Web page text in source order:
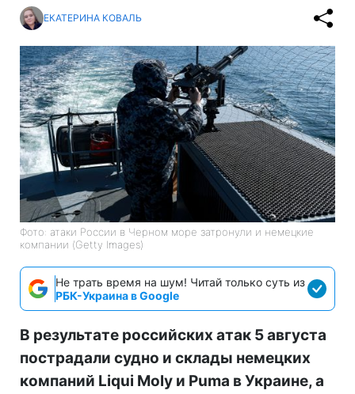
ЕКАТЕРИНА КОВАЛЬ
Фото: атаки России в Черном море затронули и немецкие
компании (Getty Images)
Не трать время на шум! Читай только суть из
РБК-Украина в Google
В результате российских атак 5 августа
пострадали судно и склады немецких
компаний Liqui Moly и Puma в Украине, а